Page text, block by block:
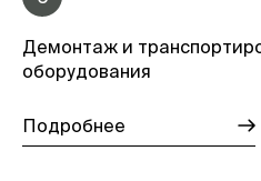
Демонтаж и
оборудования
Подробнее